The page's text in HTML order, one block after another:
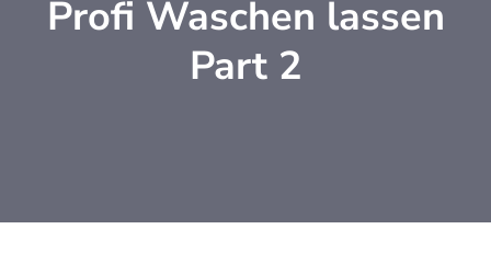
Profi Waschen lassen
Part 2